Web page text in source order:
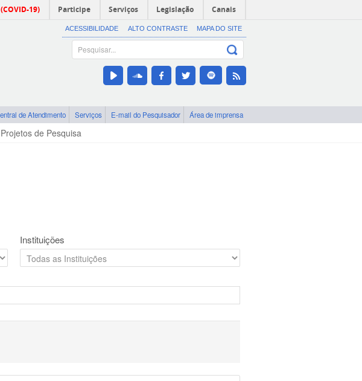
19) Participe Serviços Legislação Canais
ACESSIBILIDADE ALTO CONTRASTE MAPA DO SITE
de Atendimento Serviços E-mail do Pesquisador Área de imprensa
Projetos de Pesquisa
Instituições